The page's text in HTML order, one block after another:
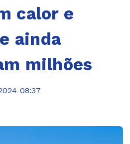
calor e
ainda
milhões
08:37